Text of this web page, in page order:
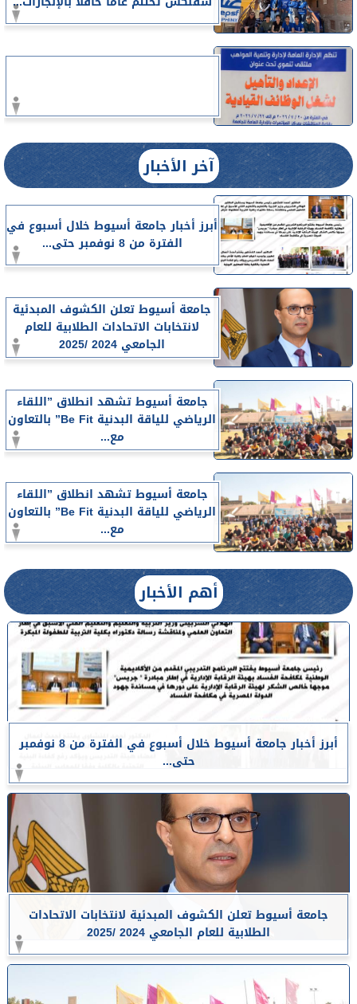
آخر الأخبار
أبرز أخبار جامعة أسيوط خلال أسبوع في
الفترة من 8 نوفمبر حتى...
جامعة أسيوط تعلن الكشوف المبدئية
لانتخابات الاتحادات الطلابية للعام
الجامعي 2024 /2025
جامعة أسيوط تشهد انطلاق ”اللقاء
الرياضي للياقة البدنية Be Fit” بالتعاون
مع...
جامعة أسيوط تشهد انطلاق ”اللقاء
الرياضي للياقة البدنية Be Fit” بالتعاون
مع...
أهم الأخبار
أبرز أخبار جامعة أسيوط خلال أسبوع في الفترة من 8 نوفمبر
حتى...
جامعة أسيوط تعلن الكشوف المبدئية لانتخابات الاتحادات
الطلابية للعام الجامعي 2024 /2025